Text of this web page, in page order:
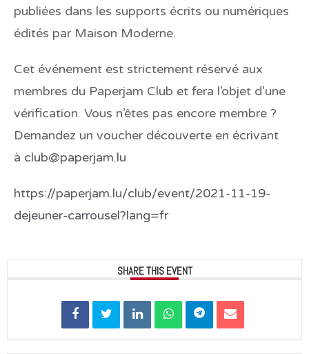
publiées dans les supports écrits ou numériques
édités par Maison Moderne.
Cet événement est strictement réservé aux
membres du Paperjam Club et fera l’objet d’une
vérification. Vous n’êtes pas encore membre ?
Demandez un voucher découverte en écrivant
à club@paperjam.lu
https://paperjam.lu/club/event/2021-11-19-
dejeuner-carrousel?lang=fr
SHARE THIS EVENT